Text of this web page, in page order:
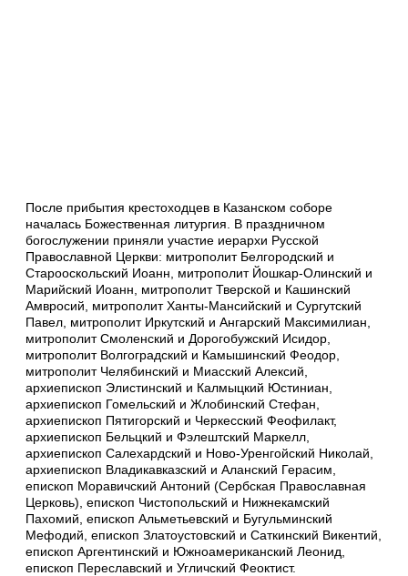
После прибытия крестоходцев в Казанском соборе
началась Божественная литургия. В праздничном
богослужении приняли участие иерархи Русской
Православной Церкви: митрополит Белгородский и
Старооскольский Иоанн, митрополит Йошкар-Олинский и
Марийский Иоанн, митрополит Тверской и Кашинский
Амвросий, митрополит Ханты-Мансийский и Сургутский
Павел, митрополит Иркутский и Ангарский Максимилиан,
митрополит Смоленский и Дорогобужский Исидор,
митрополит Волгоградский и Камышинский Феодор,
митрополит Челябинский и Миасский Алексий,
архиепископ Элистинский и Калмыцкий Юстиниан,
архиепископ Гомельский и Жлобинский Стефан,
архиепископ Пятигорский и Черкесский Феофилакт,
архиепископ Бельцкий и Фэлештский Маркелл,
архиепископ Салехардский и Ново-Уренгойский Николай,
архиепископ Владикавказский и Аланский Герасим,
епископ Моравичский Антоний (Сербская Православная
Церковь), епископ Чистопольский и Нижнекамский
Пахомий, епископ Альметьевский и Бугульминский
Мефодий, епископ Златоустовский и Саткинский Викентий,
епископ Аргентинский и Южноамериканский Леонид,
епископ Переславский и Угличский Феоктист.